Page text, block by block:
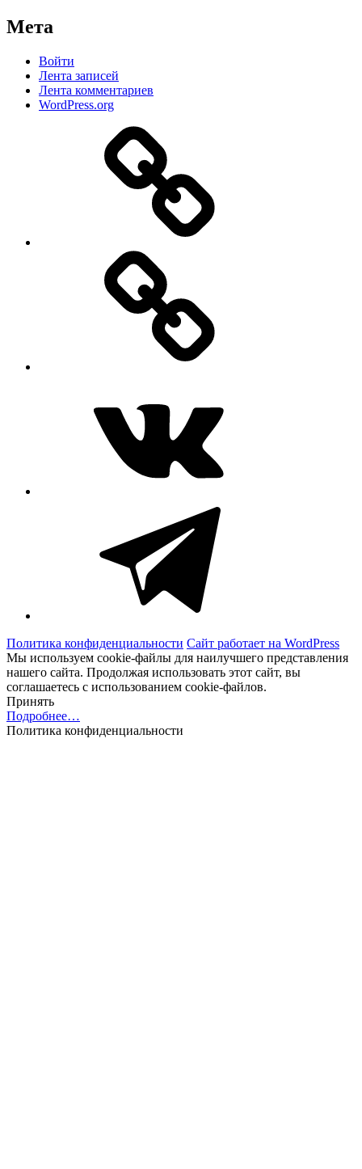
Мета
Войти
Лента записей
Лента комментариев
WordPress.org
Политика конфиденциальности Сайт работает на WordPress
Мы используем cookie-файлы для наилучшего представления
нашего сайта. Продолжая использовать этот сайт, вы
соглашаетесь с использованием cookie-файлов.
Принять
Подробнее…
Политика конфиденциальности